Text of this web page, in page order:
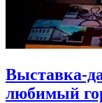
Выставка-
любимый